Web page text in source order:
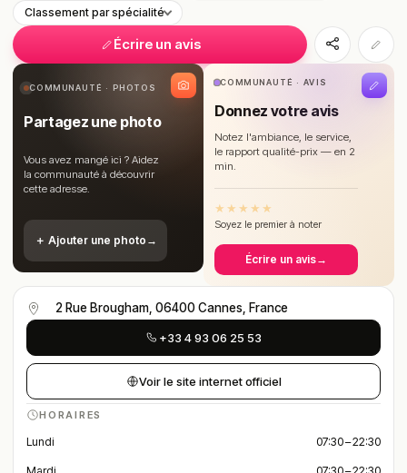
Classement par spécialité
Écrire un avis
COMMUNAUTÉ · PHOTOS
Partagez une photo
Vous avez mangé ici ? Aidez
la communauté à découvrir
cette adresse.
＋ Ajouter une photo →
COMMUNAUTÉ · AVIS
Donnez votre avis
Notez l'ambiance, le service,
le rapport qualité-prix — en 2
min.
★ ★ ★ ★ ★
Soyez le premier à noter
Écrire un avis→
2 Rue Brougham, 06400 Cannes, France
+33 4 93 06 25 53
Voir le site internet officiel
HORAIRES
Lundi 07:30 – 22:30